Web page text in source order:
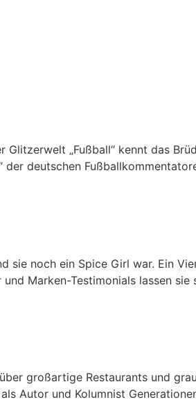
„Fußball“ kennt das
der deutschen
sie noch ein Spice Girl war. Ein
Marken-Testimonials lassen
großartige Restaurants und
Autor und Kolumnist